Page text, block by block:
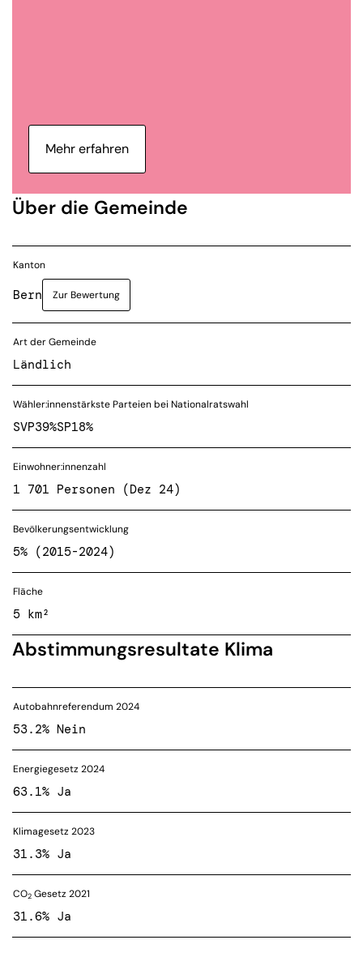
Mehr erfahren
Über die Gemeinde
Kanton
Bern Zur Bewertung
Art der Gemeinde
Ländlich
Wähler:innenstärkste Parteien bei Nationalratswahl
SVP39%SP18%
Einwohner:innenzahl
1 701 Personen (Dez 24)
Bevölkerungsentwicklung
5% (2015-2024)
Fläche
5 km²
Abstimmungsresultate Klima
Autobahnreferendum 2024
53.2% Nein
Energiegesetz 2024
63.1% Ja
Klimagesetz 2023
31.3% Ja
CO2 Gesetz 2021
31.6% Ja